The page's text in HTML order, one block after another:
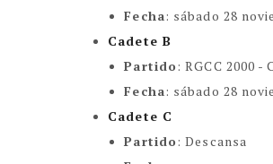
Fecha: sábado 28
Cadete B
Partido:RGCC 2000 -
Fecha: sábado 28
Cadete C
Partido:Descansa